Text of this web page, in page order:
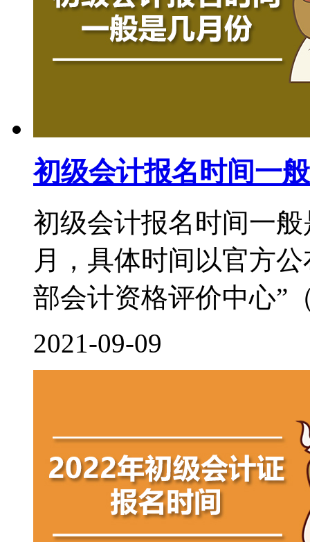
初级会计报名时间一
初级会计报名时间一
月，具体时间以官方
部会计资格评价中心”
2021-09-09